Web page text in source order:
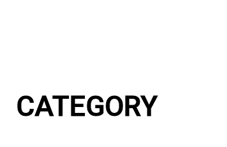
CATEGORY